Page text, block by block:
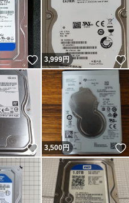
いいね！
3,999円
いいね！
3,500円